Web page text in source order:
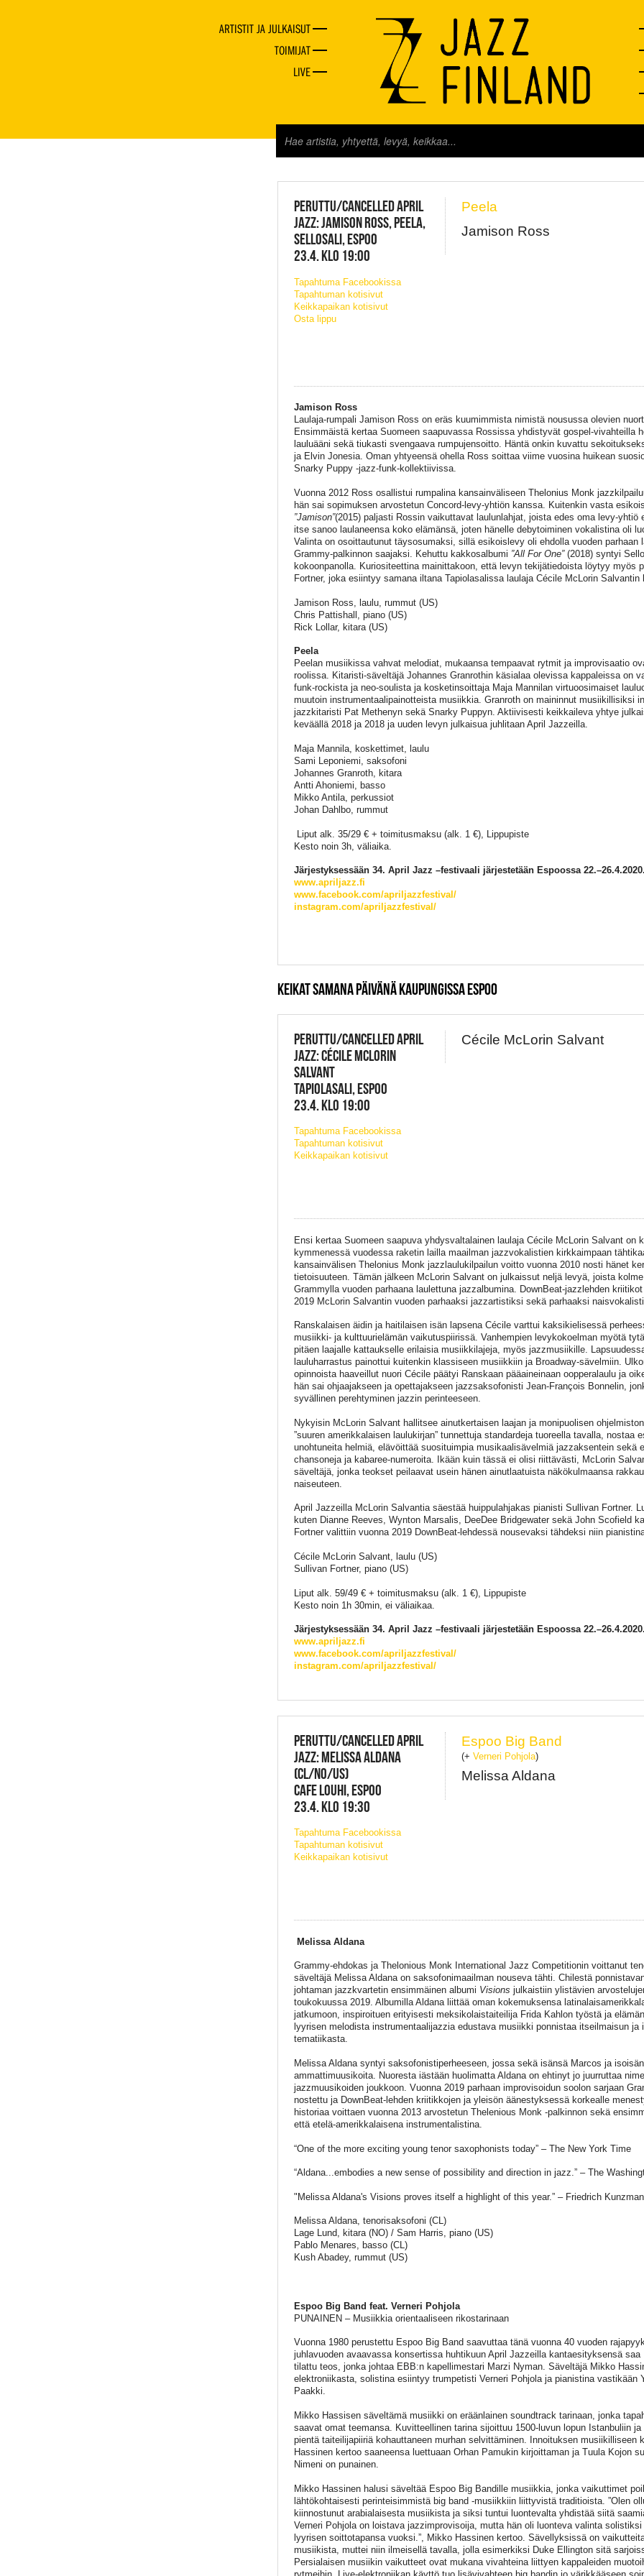
ARTISTIT JA JULKAISUT
TOIMIJAT
LIVE
JAZZ FINLAND LIVE
PERUTTU/CANCELLED APRIL
JAZZ: JAMISON ROSS, PEELA,
SELLOSALI, ESPOO
23.4. KLO 19:00
Tapahtuma Facebookissa
Tapahtuman kotisivut
Keikkapaikan kotisivut
Osta lippu
Peela
Jamison Ross
Jamison Ross
Laulaja-rumpali Jamison Ross on eräs kuumimmista nimistä nousussa olevien
Ensimmäistä kertaa Suomeen saapuvassa Rossissa yhdistyvät gospel-vivahteilla
lauluääni sekä tiukasti svengaava rumpujensoitto. Häntä onkin kuvattu
ja Elvin Jonesia. Oman yhtyeensä ohella Ross soittaa viime vuosina huikean
Snarky Puppy -jazz-funk-kollektiivissa.
Vuonna 2012 Ross osallistui rumpalina kansainväliseen Thelonius Monk
hän sai sopimuksen arvostetun Concord-levy-yhtiön kanssa. Kuitenkin vasta
”Jamison”(2015) paljasti Rossin vaikuttavat laulunlahjat, joista edes oma levy-yhtiö
itse sanoo laulaneensa koko elämänsä, joten hänelle debytoiminen vokalistina oli
Valinta on osoittautunut täysosumaksi, sillä esikoislevy oli ehdolla vuoden parhaan
Grammy-palkinnon saajaksi. Kehuttu kakkosalbumi ”All For One” (2018) syntyi
kokoonpanolla. Kuriositeettina mainittakoon, että levyn tekijätiedoista löytyy myös
Fortner, joka esiintyy samana iltana Tapiolasalissa laulaja Cécile McLorin Salvantin
Jamison Ross, laulu, rummut (US)
Chris Pattishall, piano (US)
Rick Lollar, kitara (US)
Peela
Peelan musiikissa vahvat melodiat, mukaansa tempaavat rytmit ja improvisaatio
roolissa. Kitaristi-säveltäjä Johannes Granrothin käsialaa olevissa kappaleissa on
funk-rockista ja neo-soulista ja kosketinsoittaja Maja Mannilan virtuoosimaiset
muutoin instrumentaalipainotteista musiikkia. Granroth on maininnut musiikillisiksi
jazzkitaristi Pat Methenyn sekä Snarky Puppyn. Aktiivisesti keikkaileva yhtye
keväällä 2018 ja 2018 ja uuden levyn julkaisua juhlitaan April Jazzeilla.
Maja Mannila, koskettimet, laulu
Sami Leponiemi, saksofoni
Johannes Granroth, kitara
Antti Ahoniemi, basso
Mikko Antila, perkussiot
Johan Dahlbo, rummut
Liput alk. 35/29 € + toimitusmaksu (alk. 1 €), Lippupiste
Kesto noin 3h, väliaika.
Järjestyksessään 34. April Jazz –festivaali järjestetään Espoossa
www.apriljazz.fi
www.facebook.com/apriljazzfestival/
instagram.com/apriljazzfestival/
KEIKAT SAMANA PÄIVÄNÄ KAUPUNGISSA ESPOO
PERUTTU/CANCELLED APRIL
JAZZ: CÉCILE MCLORIN
SALVANT
TAPIOLASALI, ESPOO
23.4. KLO 19:00
Tapahtuma Facebookissa
Tapahtuman kotisivut
Keikkapaikan kotisivut
Cécile McLorin Salvant
Ensi kertaa Suomeen saapuva yhdysvaltalainen laulaja Cécile McLorin Salvant on
kymmenessä vuodessa raketin lailla maailman jazzvokalistien kirkkaimpaan
kansainvälisen Thelonius Monk jazzlaulukilpailun voitto vuonna 2010 nosti hänet
tietoisuuteen. Tämän jälkeen McLorin Salvant on julkaissut neljä levyä, joista
Grammylla vuoden parhaana laulettuna jazzalbumina. DownBeat-jazzlehden
2019 McLorin Salvantin vuoden parhaaksi jazzartistiksi sekä parhaaksi
Ranskalaisen äidin ja haitilaisen isän lapsena Cécile varttui kaksikielisessä
musiikki- ja kulttuurielämän vaikutuspiirissä. Vanhempien levykokoelman myötä
pitäen laajalle kattaukselle erilaisia musiikkilajeja, myös jazzmusiikille.
lauluharrastus painottui kuitenkin klassiseen musiikkiin ja Broadway-sävelmiin.
opinnoista haaveillut nuori Cécile päätyi Ranskaan pääaineinaan oopperalaulu ja
hän sai ohjaajakseen ja opettajakseen jazzsaksofonisti Jean-François Bonnelin,
syvällinen perehtyminen jazzin perinteeseen.
Nykyisin McLorin Salvant hallitsee ainutkertaisen laajan ja monipuolisen
”suuren amerikkalaisen laulukirjan” tunnettuja standardeja tuoreella tavalla, nostaa
unohtuneita helmiä, elävöittää suosituimpia musikaalisävelmiä jazzaksentein sekä
chansoneja ja kabaree-numeroita. Ikään kuin tässä ei olisi riittävästi, McLorin
säveltäjä, jonka teokset peilaavat usein hänen ainutlaatuista näkökulmaansa
naiseuteen.
April Jazzeilla McLorin Salvantia säestää huippulahjakas pianisti Sullivan Fortner.
kuten Dianne Reeves, Wynton Marsalis, DeeDee Bridgewater sekä John Scofield
Fortner valittiin vuonna 2019 DownBeat-lehdessä nousevaksi tähdeksi niin
Cécile McLorin Salvant, laulu (US)
Sullivan Fortner, piano (US)
Liput alk. 59/49 € + toimitusmaksu (alk. 1 €), Lippupiste
Kesto noin 1h 30min, ei väliaikaa.
Järjestyksessään 34. April Jazz –festivaali järjestetään Espoossa
www.apriljazz.fi
www.facebook.com/apriljazzfestival/
instagram.com/apriljazzfestival/
PERUTTU/CANCELLED APRIL
JAZZ: MELISSA ALDANA
(CL/NO/US)
CAFE LOUHI, ESPOO
23.4. KLO 19:30
Tapahtuma Facebookissa
Tapahtuman kotisivut
Keikkapaikan kotisivut
Espoo Big Band
(+Verneri Pohjola)
Melissa Aldana
Melissa Aldana
Grammy-ehdokas ja Thelonious Monk International Jazz Competitionin voittanut
säveltäjä Melissa Aldana on saksofonimaailman nouseva tähti. Chilestä
johtaman jazzkvartetin ensimmäinen albumi Visions julkaistiin ylistävien
toukokuussa 2019. Albumilla Aldana liittää oman kokemuksensa
jatkumoon, inspiroituen erityisesti meksikolaistaiteilija Frida Kahlon työstä ja
lyyrisen melodista instrumentaalijazzia edustava musiikki ponnistaa itseilmaisun ja
tematiikasta.
Melissa Aldana syntyi saksofonistiperheeseen, jossa sekä isänsä Marcos ja
ammattimuusikoita. Nuoresta iästään huolimatta Aldana on ehtinyt jo juurruttaa
jazzmuusikoiden joukkoon. Vuonna 2019 parhaan improvisoidun soolon sarjaan
nostettu ja DownBeat-lehden kriitikkojen ja yleisön äänestyksessä korkealle
historiaa voittaen vuonna 2013 arvostetun Thelenious Monk -palkinnon sekä
että etelä-amerikkalaisena instrumentalistina.
“One of the more exciting young tenor saxophonists today” – The New York Time
“Aldana...embodies a new sense of possibility and direction in jazz.” – The
"Melissa Aldana's Visions proves itself a highlight of this year.” – Friedrich
Melissa Aldana, tenorisaksofoni (CL)
Lage Lund, kitara (NO) / Sam Harris, piano (US)
Pablo Menares, basso (CL)
Kush Abadey, rummut (US)
Espoo Big Band feat. Verneri Pohjola
PUNAINEN – Musiikkia orientaaliseen rikostarinaan
Vuonna 1980 perustettu Espoo Big Band saavuttaa tänä vuonna 40 vuoden
juhlavuoden avaavassa konsertissa huhtikuun April Jazzeilla kantaesityksensä
tilattu teos, jonka johtaa EBB:n kapellimestari Marzi Nyman. Säveltäjä Mikko
elektroniikasta, solistina esiintyy trumpetisti Verneri Pohjola ja pianistina vastikään
Paakki.
Mikko Hassisen säveltämä musiikki on eräänlainen soundtrack tarinaan, jonka
saavat omat teemansa. Kuvitteellinen tarina sijoittuu 1500-luvun lopun Istanbuliin
pientä taiteilijapiiriä kohauttaneen murhan selvittäminen. Innoituksen musiikilliseen
Hassinen kertoo saaneensa luettuaan Orhan Pamukin kirjoittaman ja Tuula Kojon
Nimeni on punainen.
Mikko Hassinen halusi säveltää Espoo Big Bandille musiikkia, jonka vaikuttimet
lähtökohtaisesti perinteisimmistä big band -musiikkiin liittyvistä traditioista. ”Olen
kiinnostunut arabialaisesta musiikista ja siksi tuntui luontevalta yhdistää siitä
Verneri Pohjola on loistava jazzimprovisoija, mutta hän oli luonteva valinta
lyyrisen soittotapansa vuoksi.”, Mikko Hassinen kertoo. Sävellyksissä on
musiikista, muttei niin ilmeisellä tavalla, jolla esimerkiksi Duke Ellington sitä
Persialaisen musiikin vaikutteet ovat mukana vivahteina liittyen kappaleiden